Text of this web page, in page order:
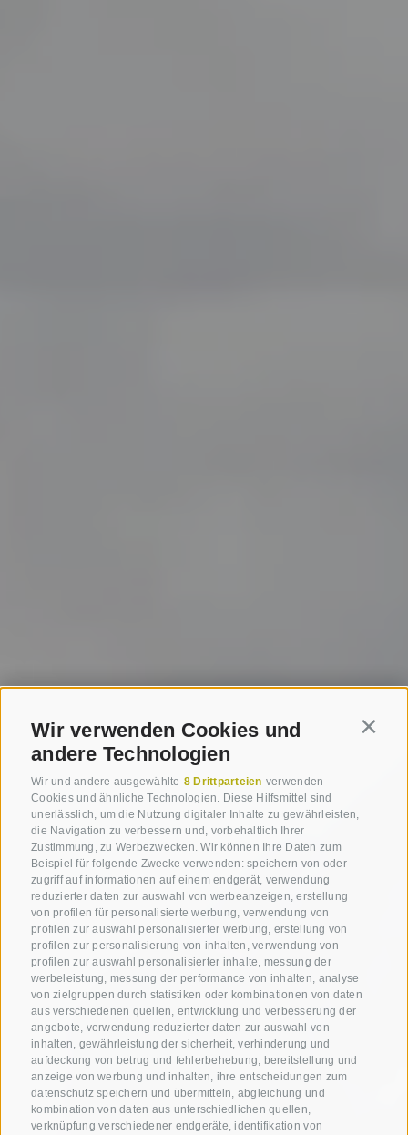
Wir verwenden Cookies und
andere Technologien
Wir und andere ausgewählte 8 Drittparteien verwenden
Cookies und ähnliche Technologien. Diese Hilfsmittel sind
unerlässlich, um die Nutzung digitaler Inhalte zu gewährleisten,
die Navigation zu verbessern und, vorbehaltlich Ihrer
Zustimmung, zu Werbezwecken. Wir können Ihre Daten zum
Beispiel für folgende Zwecke verwenden: speichern von oder
zugriff auf informationen auf einem endgerät, verwendung
reduzierter daten zur auswahl von werbeanzeigen, erstellung
von profilen für personalisierte werbung, verwendung von
profilen zur auswahl personalisierter werbung, erstellung von
profilen zur personalisierung von inhalten, verwendung von
profilen zur auswahl personalisierter inhalte, messung der
werbeleistung, messung der performance von inhalten, analyse
von zielgruppen durch statistiken oder kombinationen von daten
aus verschiedenen quellen, entwicklung und verbesserung der
angebote, verwendung reduzierter daten zur auswahl von
inhalten, gewährleistung der sicherheit, verhinderung und
aufdeckung von betrug und fehlerbehebung, bereitstellung und
anzeige von werbung und inhalten, ihre entscheidungen zum
datenschutz speichern und übermitteln, abgleichung und
kombination von daten aus unterschiedlichen quellen,
verknüpfung verschiedener endgeräte, identifikation von